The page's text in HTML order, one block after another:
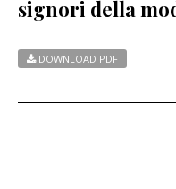
signori della
DOWNLOAD PDF